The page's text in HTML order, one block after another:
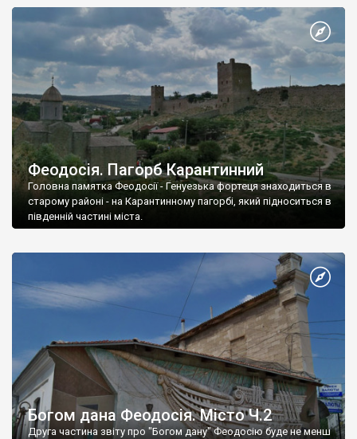
Феодосія. Пагорб Карантинний
Головна памятка Феодосії - Генуезька фортеця знаходиться в
старому районі - на Карантинному пагорбі, який підноситься в
південній частині міста.
Богом дана Феодосія. Місто Ч.2
Друга частина звіту про "Богом дану" Феодосію буде не менш